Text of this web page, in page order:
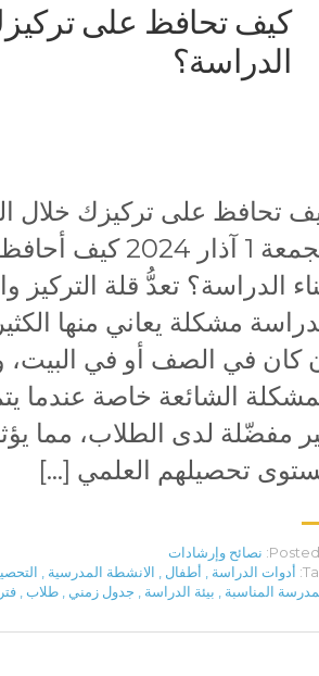
كيف تحافظ على
الدراسة؟
تحافظ على تركيزك خلال
الجمعة 1 آذار
الدراسة؟ تعدُّ قلة التركيز
مشكلة يعاني منها
كان في الصف أو في البيت،
الشائعة خاصة عندما
مفضّلة لدى الطلاب، مما
تحصيلهم العلمي […]
Posted نصائح وإرشادات
أدوات الدراسة أطفال الانشطة المدرسية
المناسبة
بيئة الدراسة جدول زمني طلاب